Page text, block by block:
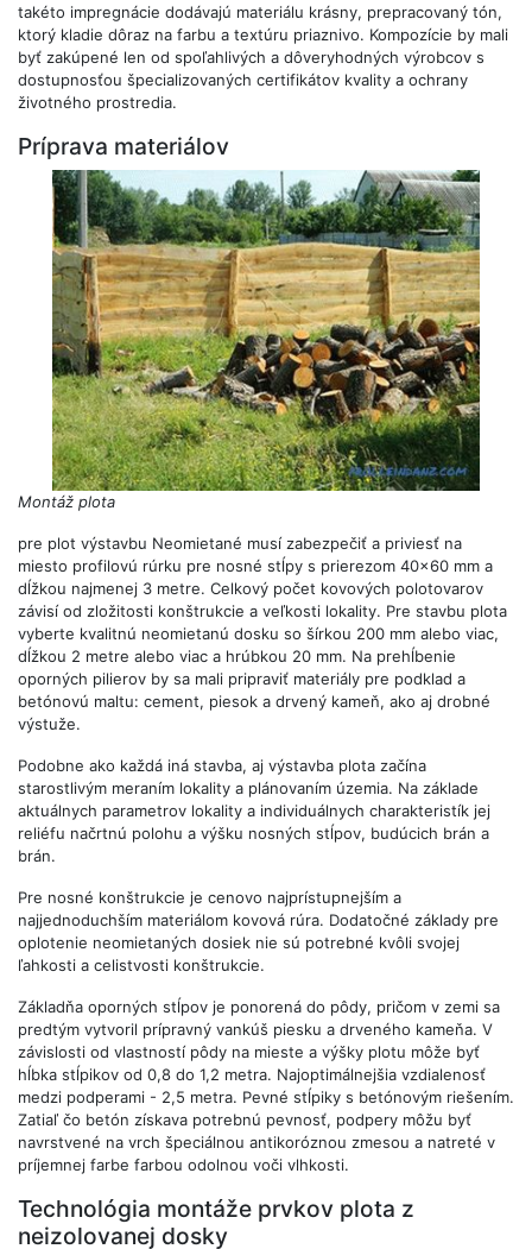
takéto impregnácie dodávajú materiálu krásny, prepracovaný tón,
ktorý kladie dôraz na farbu a textúru priaznivo. Kompozície by mali
byť zakúpené len od spoľahlivých a dôveryhodných výrobcov s
dostupnosťou špecializovaných certifikátov kvality a ochrany
životného prostredia.
Príprava materiálov
Montáž plota
pre plot výstavbu Neomietané musí zabezpečiť a priviesť na
miesto profilovú rúrku pre nosné stĺpy s prierezom 40x60 mm a
dĺžkou najmenej 3 metre. Celkový počet kovových polotovarov
závisí od zložitosti konštrukcie a veľkosti lokality. Pre stavbu plota
vyberte kvalitnú neomietanú dosku so šírkou 200 mm alebo viac,
dĺžkou 2 metre alebo viac a hrúbkou 20 mm. Na prehĺbenie
oporných pilierov by sa mali pripraviť materiály pre podklad a
betónovú maltu: cement, piesok a drvený kameň, ako aj drobné
výstuže.
Podobne ako každá iná stavba, aj výstavba plota začína
starostlivým meraním lokality a plánovaním územia. Na základe
aktuálnych parametrov lokality a individuálnych charakteristík jej
reliéfu načrtnú polohu a výšku nosných stĺpov, budúcich brán a
brán.
Pre nosné konštrukcie je cenovo najprístupnejším a
najjednoduchším materiálom kovová rúra. Dodatočné základy pre
oplotenie neomietaných dosiek nie sú potrebné kvôli svojej
ľahkosti a celistvosti konštrukcie.
Základňa oporných stĺpov je ponorená do pôdy, pričom v zemi sa
predtým vytvoril prípravný vankúš piesku a drveného kameňa. V
závislosti od vlastností pôdy na mieste a výšky plotu môže byť
hĺbka stĺpikov od 0,8 do 1,2 metra. Najoptimálnejšia vzdialenosť
medzi podperami - 2,5 metra. Pevné stĺpiky s betónovým riešením.
Zatiaľ čo betón získava potrebnú pevnosť, podpery môžu byť
navrstvené na vrch špeciálnou antikoróznou zmesou a natreté v
príjemnej farbe farbou odolnou voči vlhkosti.
Technológia montáže prvkov plota z
neizolovanej dosky